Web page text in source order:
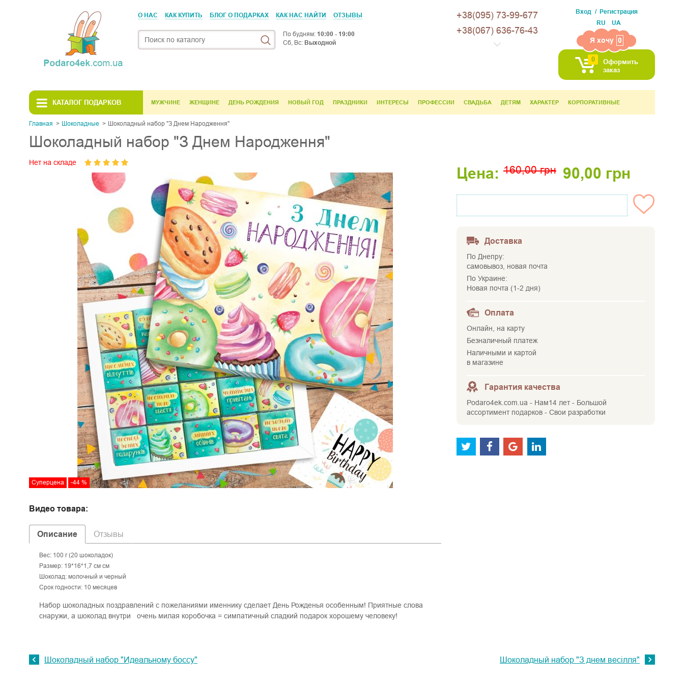
О НАС КАК КУПИТЬ БЛОГ О ПОДАРКАХ КАК НАС НАЙТИ ОТЗЫВЫ
По будням: 10:00 - 19:00
Сб, Вс: Выходной
+38(095) 73-99-677
+38(067) 636-76-43
Вход
Регистрация
RU
UA
Я хочу 0
0
Оформить
заказ
КАТАЛОГ ПОДАРКОВ МУЖЧИНЕ ЖЕНЩИНЕ ДЕНЬ РОЖДЕНИЯ НОВЫЙ ГОД ПРАЗДНИКИ ИНТЕРЕСЫ ПРОФЕССИИ СВАДЬБА ДЕТЯМ ХАРАКТЕР КОРПОРАТИВНЫЕ
Главная Шоколадные Шоколадный набор "З Днем Народження"
Шоколадный набор "З Днем Народження"
Нет на складе
Суперцена -44 %
Видео товара:
Описание
Вес: 100 г (20 шоколадок)
Размер: 19*16*1,7 см см
Шоколад: молочный и черный
Срок годности: 10 месяцев
Набор шоколадных поздравлений с пожеланиями именнику сделает День Рожденья особенным! Приятные слова
снаружи, а шоколад внутри очень милая коробочка = симпатичный сладкий подарок хорошему человеку!
Отзывы
Цена: 160,00 грн 90,00 грн
Доставка
По Днепру:
самовывоз, новая почта
По Украине:
Новая почта (1-2 дня)
Оплата
Онлайн, на карту
Безналичный платеж
Наличными и картой
в магазине
Гарантия качества
Podaro4ek.com.ua - Нам14 лет - Большой
ассортимент подарков - Свои разработки
Шоколадный набор "Идеальному боссу" Шоколадный набор "З днем весілля"